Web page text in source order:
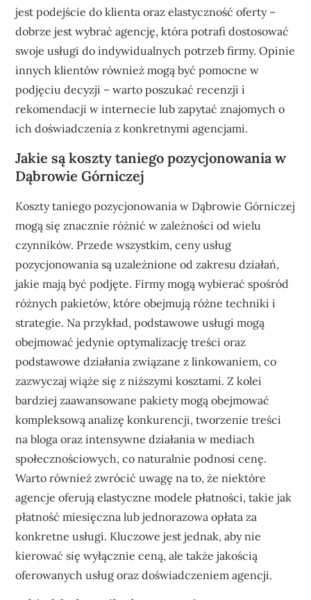
jest podejście do klienta oraz elastyczność oferty –
dobrze jest wybrać agencję, która potrafi dostosować
swoje usługi do indywidualnych potrzeb firmy. Opinie
innych klientów również mogą być pomocne w
podjęciu decyzji – warto poszukać recenzji i
rekomendacji w internecie lub zapytać znajomych o
ich doświadczenia z konkretnymi agencjami.
Jakie są koszty taniego pozycjonowania w
Dąbrowie Górniczej
Koszty taniego pozycjonowania w Dąbrowie Górniczej
mogą się znacznie różnić w zależności od wielu
czynników. Przede wszystkim, ceny usług
pozycjonowania są uzależnione od zakresu działań,
jakie mają być podjęte. Firmy mogą wybierać spośród
różnych pakietów, które obejmują różne techniki i
strategie. Na przykład, podstawowe usługi mogą
obejmować jedynie optymalizację treści oraz
podstawowe działania związane z linkowaniem, co
zazwyczaj wiąże się z niższymi kosztami. Z kolei
bardziej zaawansowane pakiety mogą obejmować
kompleksową analizę konkurencji, tworzenie treści
na bloga oraz intensywne działania w mediach
społecznościowych, co naturalnie podnosi cenę.
Warto również zwrócić uwagę na to, że niektóre
agencje oferują elastyczne modele płatności, takie jak
płatność miesięczna lub jednorazowa opłata za
konkretne usługi. Kluczowe jest jednak, aby nie
kierować się wyłącznie ceną, ale także jakością
oferowanych usług oraz doświadczeniem agencji.